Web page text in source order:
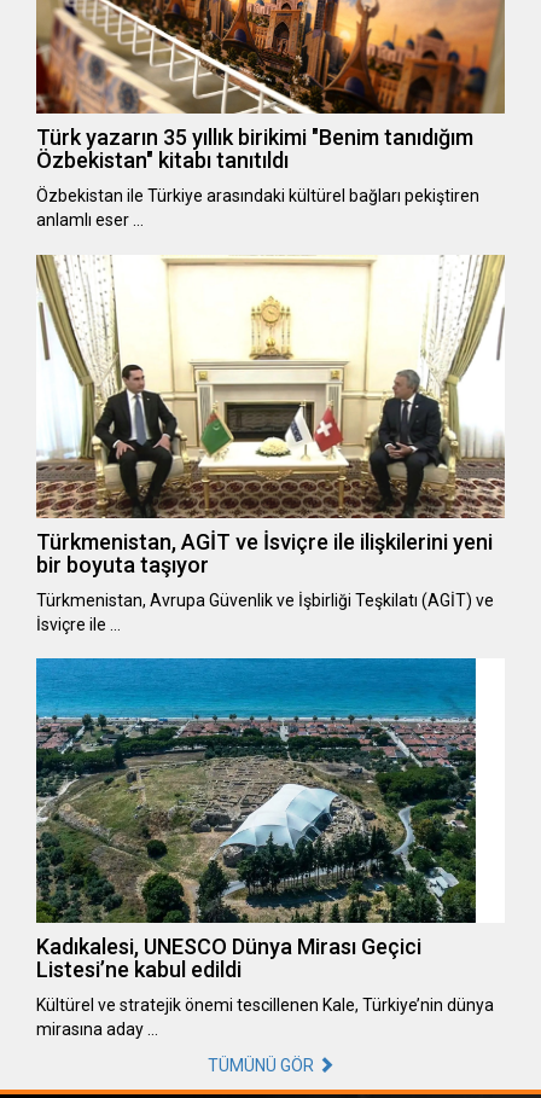
Türk yazarın 35 yıllık birikimi "Benim tanıdığım
Özbekistan" kitabı tanıtıldı
Özbekistan ile Türkiye arasındaki kültürel bağları pekiştiren
anlamlı eser …
Türkmenistan, AGİT ve İsviçre ile ilişkilerini yeni
bir boyuta taşıyor
Türkmenistan, Avrupa Güvenlik ve İşbirliği Teşkilatı (AGİT) ve
İsviçre ile …
Kadıkalesi, UNESCO Dünya Mirası Geçici
Listesi’ne kabul edildi
Kültürel ve stratejik önemi tescillenen Kale, Türkiye’nin dünya
mirasına aday …
TÜMÜNÜ GÖR